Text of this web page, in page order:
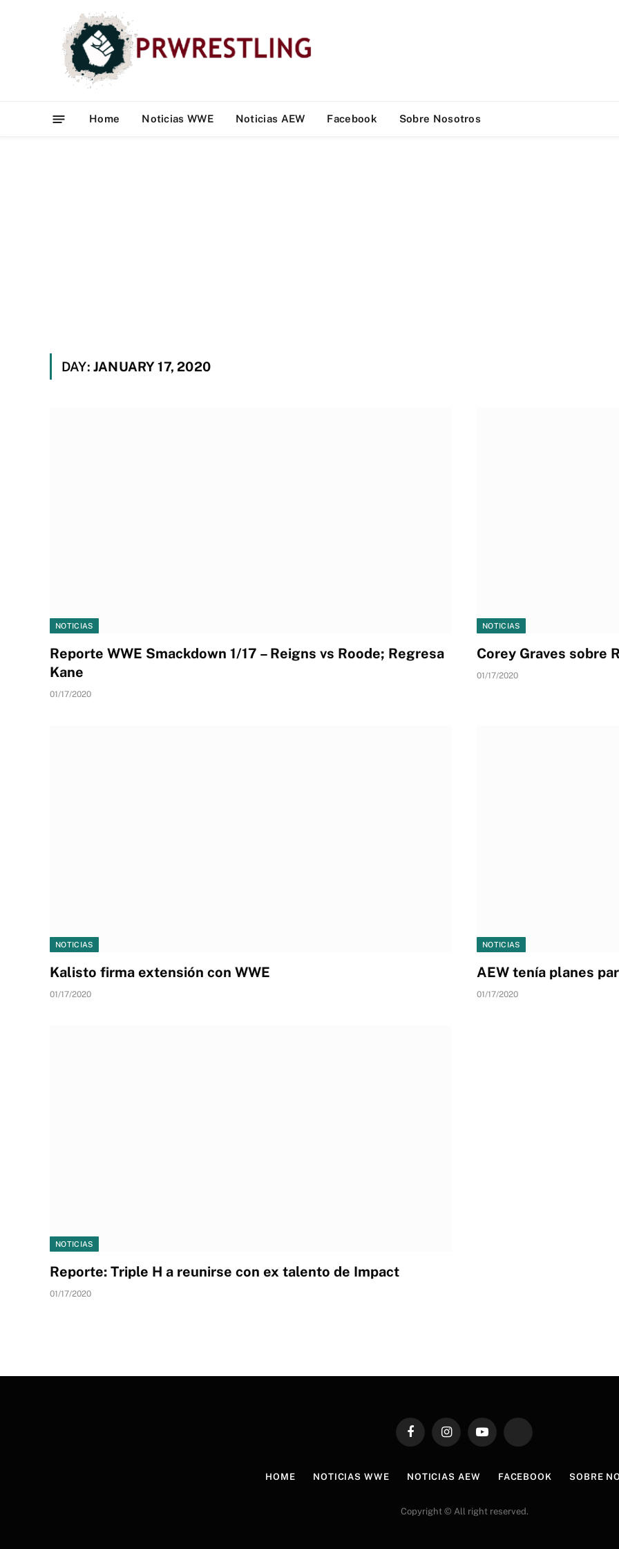
Home Noticias WWE Noticias AEW Facebook Sobre Nosotros
DAY: JANUARY 17, 2020
NOTICIAS
Reporte WWE Smackdown 1/17 – Reigns vs Roode; Regresa
Kane
01/17/2020
NOTICIAS
Corey Graves sobre
01/17/2020
NOTICIAS
Kalisto firma extensión con WWE
01/17/2020
NOTICIAS
AEW tenía planes
01/17/2020
NOTICIAS
Reporte: Triple H a reunirse con ex talento de Impact
01/17/2020
FacebookInstagramYouTube TikTok
HOME NOTICIAS WWE NOTICIAS AEW FACEBOOK SOBRE
Copyright © All right reserved.